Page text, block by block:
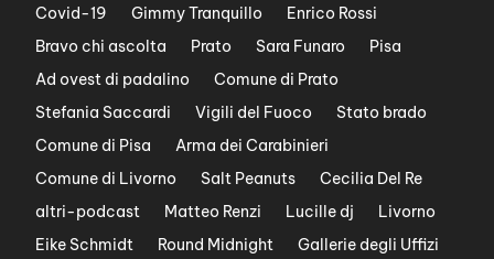
Covid-19
Gimmy Tranquillo
Enrico Rossi
Bravo chi ascolta
Prato Sara Funaro
Pisa
Ad ovest di padalino
Comune di Prato
Stefania Saccardi
Vigili del Fuoco
Stato brado
Comune di Pisa
Arma dei Carabinieri
Comune di Livorno
Salt Peanuts
Cecilia Del Re
altri-podcast
Matteo Renzi Lucille dj
Livorno
Eike Schmidt
Round Midnight
Gallerie degli Uffizi